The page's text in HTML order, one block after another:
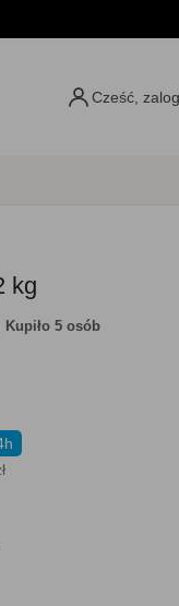
Cześć,
kg
Kupiło 5 osób